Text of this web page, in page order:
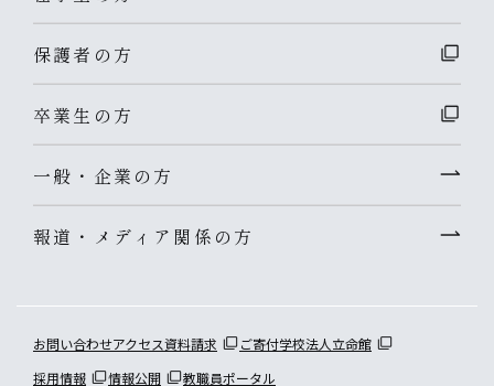
保護者の方
卒業生の方
一般・企業の方
報道・メディア関係の方
お問い合わせアクセス資料請求 ご寄付学校法人立命館
採用情報
情報公開 教職員ポータル